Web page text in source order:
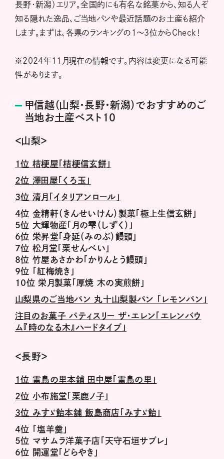
長野・新潟）エリア。全国的にも有名な銘菓から、知る人ぞ
知る隠れた逸品、ご当地パンや最近話題のお土産も紹介
します。まずは、各県のランキングの１～３位からCheck！
※2024年11月現在の情報です。内容は変更になる可能
性があります。
甲信越（山梨・長野・新潟）でおすすめのご
当地お土産ベスト10
＜山梨＞
１位 桔梗屋「桔梗信玄餅」
２位 澤田屋「くろ玉」
３位 清月「イタリアンロール」
４位 金精軒（きんせいけん）製菓「極上生信玄餅」
５位 大輝物産「月の雫（しずく）」
６位 栄昇堂「身延（みのぶ）饅頭」
７位 松月堂「栗せんべい」
８位 竹屋あさかわ「かりんとう饅頭」
９位 「紅梅焼き」
10位 栄月製菓「厚焼 木の実煎餅」
山梨県のご当地パン 丸十山梨製パン 「レモンパン」
注目のお菓子 パティスリー ザ・エレン「エレンバウ
ム『時のなる木』ハードタイプ」
＜長野＞
１位 雷鳥の里本舗 田中屋「雷鳥の里」
２位 小布施堂「栗鹿ノ子」
３位 みすゞ飴本舗 飯島商店「みすゞ飴」
４位 「塩羊羹」
５位 マサムラ洋菓子店「天守石垣サブレ」
６位 開運堂「どらやき」